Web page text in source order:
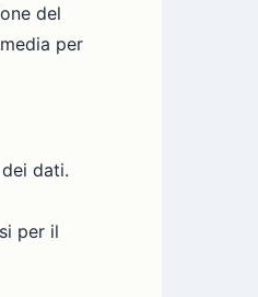
del
per
dati.
per il